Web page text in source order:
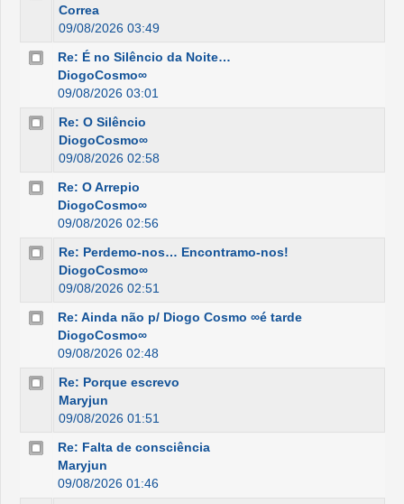
Correa
09/08/2026 03:49
Re: É no Silêncio da Noite…
DiogoCosmo∞
09/08/2026 03:01
Re: O Silêncio
DiogoCosmo∞
09/08/2026 02:58
Re: O Arrepio
DiogoCosmo∞
09/08/2026 02:56
Re: Perdemo-nos… Encontramo-nos!
DiogoCosmo∞
09/08/2026 02:51
Re: Ainda não p/ Diogo Cosmo ∞é tarde
DiogoCosmo∞
09/08/2026 02:48
Re: Porque escrevo
Maryjun
09/08/2026 01:51
Re: Falta de consciência
Maryjun
09/08/2026 01:46